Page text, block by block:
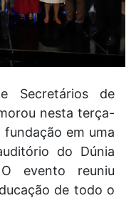
Secretários de
nesta terça-
em uma
do Dúnia
evento reuniu
de todo o